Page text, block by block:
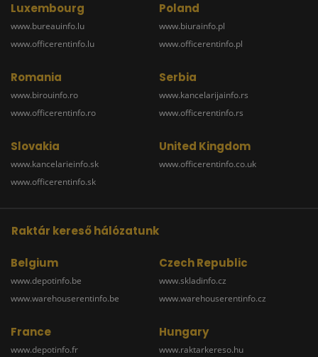
Luxembourg
www.bureauinfo.lu
www.officerentinfo.lu
Poland
www.biurainfo.pl
www.officerentinfo.pl
Romania
www.birouinfo.ro
www.officerentinfo.ro
Serbia
www.kancelarijainfo.rs
www.officerentinfo.rs
Slovakia
www.kancelarieinfo.sk
www.officerentinfo.sk
United Kingdom
www.officerentinfo.co.uk
Raktár kereső hálózatunk
Belgium
www.depotinfo.be
www.warehouserentinfo.be
Czech Republic
www.skladinfo.cz
www.warehouserentinfo.cz
France
www.depotinfo.fr
Hungary
www.raktarkereso.hu